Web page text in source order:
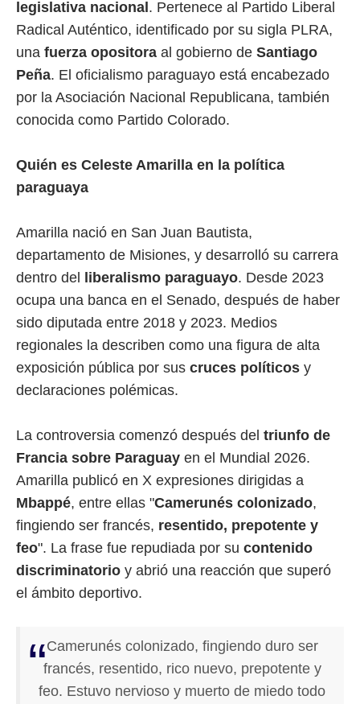
legislativa nacional . Pertenece al Partido Liberal
Radical Auténtico, identificado por su sigla PLRA,
una fuerza opositora al gobierno de Santiago
Peña. El oficialismo paraguayo está encabezado
por la Asociación Nacional Republicana, también
conocida como Partido Colorado.
Quién es Celeste Amarilla en la política
paraguaya
Amarilla nació en San Juan Bautista,
departamento de Misiones, y desarrolló su carrera
dentro del
liberalismo paraguayo. Desde 2023
ocupa una banca en el Senado, después de haber
sido diputada entre 2018 y 2023. Medios
regionales la describen como una figura de alta
exposición pública por sus cruces políticos y
declaraciones polémicas.
La controversia comenzó después del triunfo de
Francia sobre Paraguay en el Mundial 2026.
Amarilla publicó en X expresiones dirigidas a
Mbappé, entre ellas "Camerunés colonizado,
fingiendo ser francés, resentido, prepotente y
feo". La frase fue repudiada por su contenido
discriminatorio y abrió una reacción que superó
el ámbito deportivo.
Camerunés colonizado, fingiendo duro ser
francés, resentido, rico nuevo, prepotente y
feo. Estuvo nervioso y muerto de miedo todo